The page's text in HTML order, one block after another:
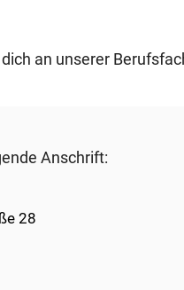
an unserer
Anschrift:
28